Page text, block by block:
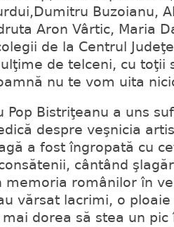
Buzoianu,
Aron Vârtic, Maria
de la Centrul
de telceni, cu toţii
nu te vom uita
Pop Bistriţeanu a uns
despre veşnicia
a fost îngropată cu
cântând
românilor în
vărsat lacrimi, o
mai dorea să stea un